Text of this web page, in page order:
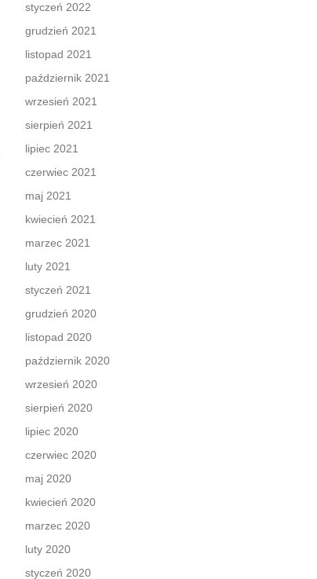
styczeń 2022
grudzień 2021
listopad 2021
październik 2021
wrzesień 2021
sierpień 2021
lipiec 2021
czerwiec 2021
maj 2021
kwiecień 2021
marzec 2021
luty 2021
styczeń 2021
grudzień 2020
listopad 2020
październik 2020
wrzesień 2020
sierpień 2020
lipiec 2020
czerwiec 2020
maj 2020
kwiecień 2020
marzec 2020
luty 2020
styczeń 2020